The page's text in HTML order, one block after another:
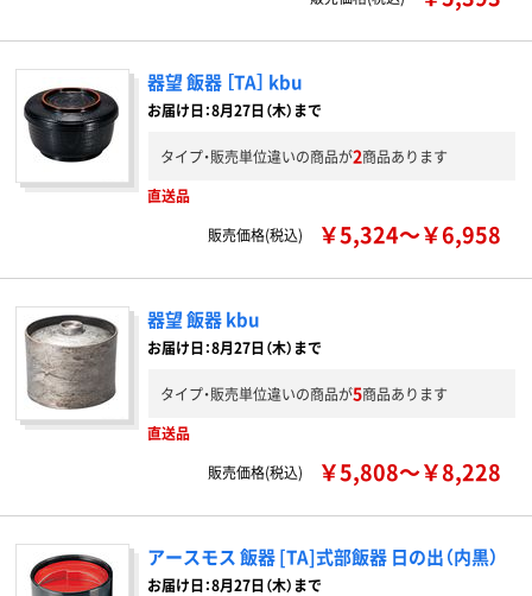
器望 飯器 ［TA］ kbu
お届け日：8月27日（木）まで
タイプ・販売単位違いの商品が2商品あります
直送品
販売価格(税込)
￥5,324～￥6,958
器望 飯器 kbu
お届け日：8月27日（木）まで
タイプ・販売単位違いの商品が5商品あります
直送品
販売価格(税込)
￥5,808～￥8,228
アースモス 飯器 [TA]式部飯器 日の出（内黒）
お届け日：8月27日（木）まで